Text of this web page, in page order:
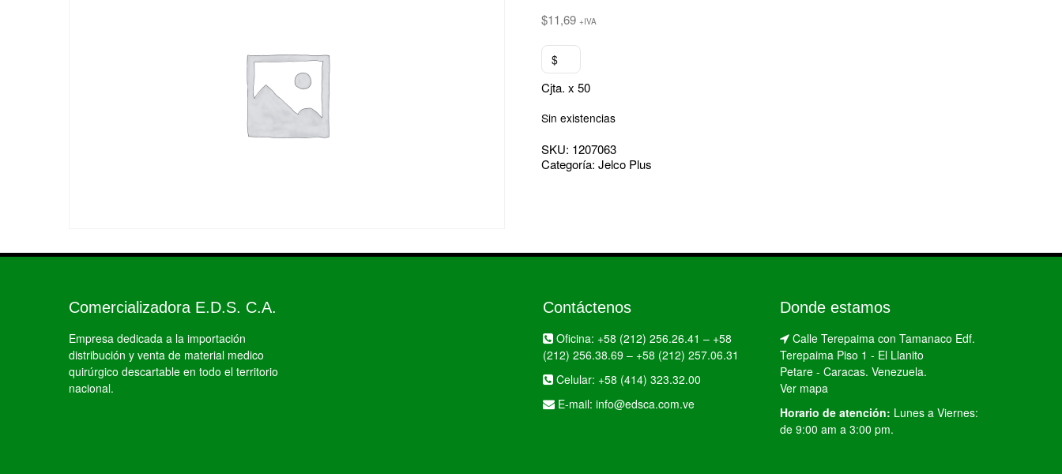
$11,69 +IVA
$
Cjta. x 50
Sin existencias
SKU: 1207063
Categoría: Jelco Plus
Comercializadora E.D.S. C.A.
Empresa dedicada a la importación
distribución y venta de material medico
quirúrgico descartable en todo el territorio
nacional.
Contáctenos
Oficina: +58 (212) 256.26.41 – +58
(212) 256.38.69 – +58 (212) 257.06.31
Celular: +58 (414) 323.32.00
E-mail: info@edsca.com.ve
Donde estamos
Calle Terepaima con Tamanaco Edf.
Terepaima Piso 1 - El Llanito
Petare - Caracas. Venezuela.
Ver mapa
Horario de atención: Lunes a Viernes:
de 9:00 am a 3:00 pm.